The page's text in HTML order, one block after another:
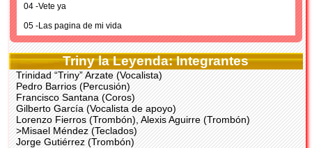
04 -Vete ya
05 -Las pagina de mi vida
Triny la Leyenda: Integrantes
Trinidad “Triny” Arzate (Vocalista)
Pedro Barrios (Percusión)
Francisco Santana (Coros)
Gilberto García (Vocalista de apoyo)
Lorenzo Fierros (Trombón), Alexis Aguirre (Trombón)
>Misael Méndez (Teclados)
Jorge Gutiérrez (Trombón)